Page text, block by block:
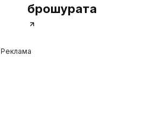
брошурата
Реклама